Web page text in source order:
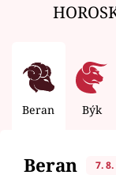
Beran Býk
Beran 7.